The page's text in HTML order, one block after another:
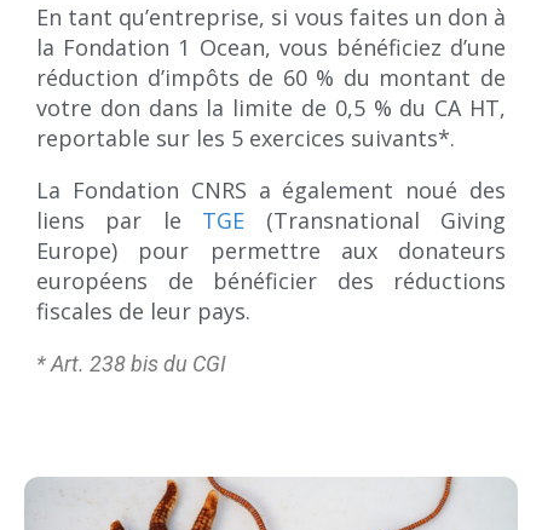
En tant qu’entreprise, si vous faites un don à
la Fondation 1 Ocean, vous bénéficiez d’une
réduction d’impôts de 60 % du montant de
votre don dans la limite de 0,5 % du CA HT,
reportable sur les 5 exercices suivants*.
La Fondation CNRS a également noué des
liens par le TGE (Transnational Giving
Europe) pour permettre aux donateurs
européens de bénéficier des réductions
fiscales de leur pays.
*Art. 238 bis du CGI